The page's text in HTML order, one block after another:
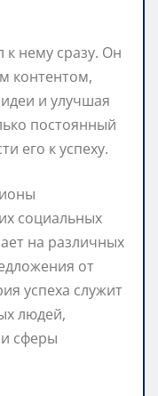
нему сразу. Он
контентом,
и улучшая
постоянный
его к успеху.
социальных
на различных
от
успеха служит
людей,
сферы